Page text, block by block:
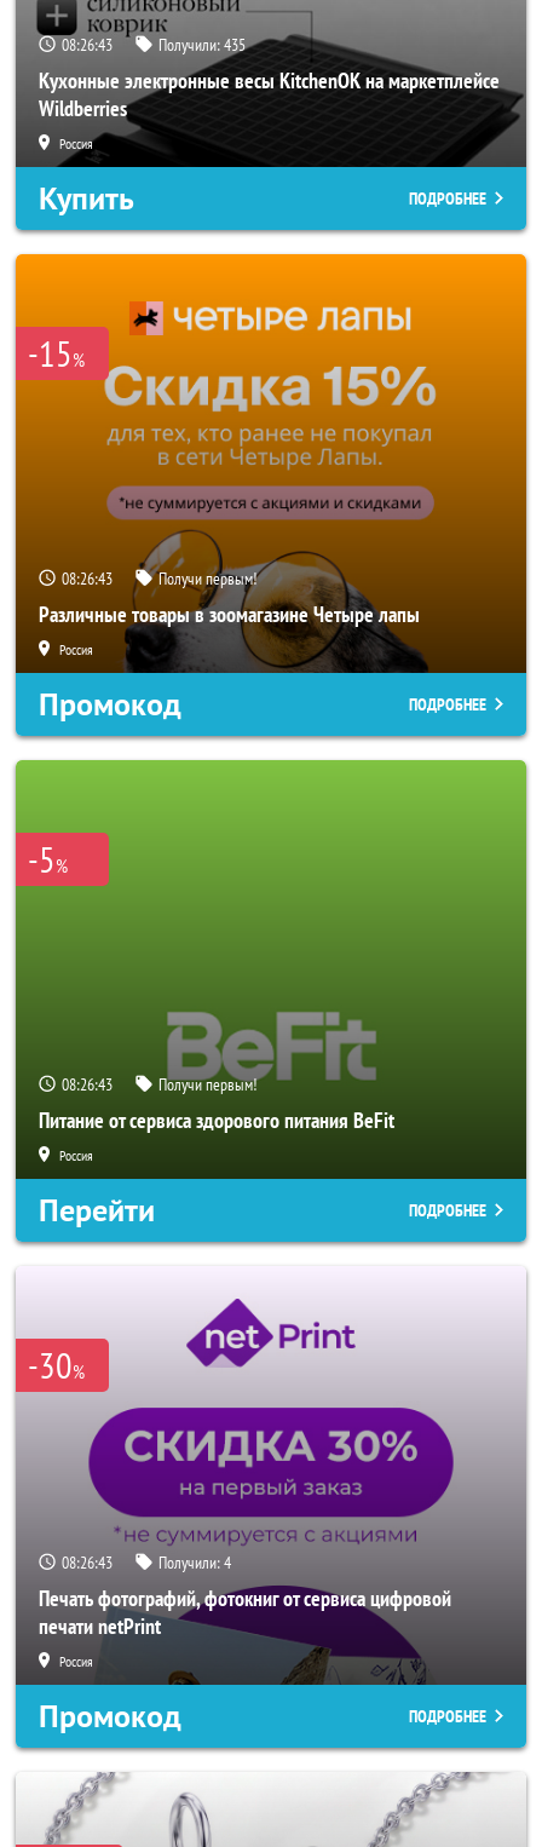
08:26:40 Получили:435
Кухонные электронные весы KitchenOK на маркетплейсе
Wildberries
Россия
Купить ПОДРОБНЕЕ
-15%
08:26:40 Получи первым!
Различные товары в зоомагазине Четыре лапы
Россия
Промокод ПОДРОБНЕЕ
-5%
08:26:40 Получи первым!
Питание от сервиса здорового питания BeFit
Россия
Перейти ПОДРОБНЕЕ
-30%
08:26:40 Получили:4
Печать фотографий, фотокниг от сервиса цифровой
печати netPrint
Россия
Промокод ПОДРОБНЕЕ